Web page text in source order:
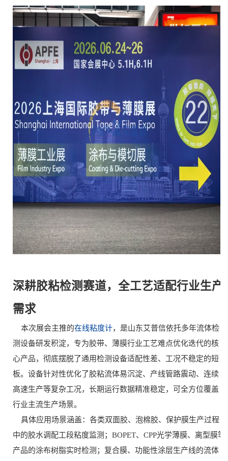
深耕胶粘检测赛道，全工艺适配行业生产
需求
本次展会主推的在线粘度计，是山东艾普信依托多年流体检
测设备研发积淀，专为胶带、薄膜行业工艺难点优化迭代的核
心产品，彻底摆脱了通用检测设备适配性差、工况不稳定的短
板。设备针对性优化了胶粘流体易沉淀、产线管路震动、连续
高速生产等复杂工况，长期运行数据精准稳定，可全方位覆盖
行业主流生产场景。
具体应用场景涵盖：各类双面胶、泡棉胶、保护膜生产过程
中的胶水调配工段粘度监测；BOPET、CPP光学薄膜、离型膜等
产品的涂布树脂实时检测；复合膜、功能性涂层生产线的流体